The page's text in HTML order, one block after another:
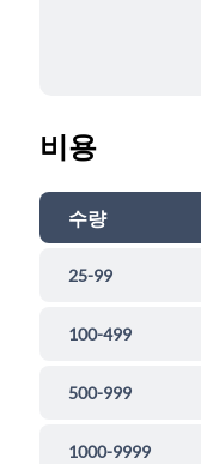
비용
수량
25-99
100-499
500-999
1000-9999